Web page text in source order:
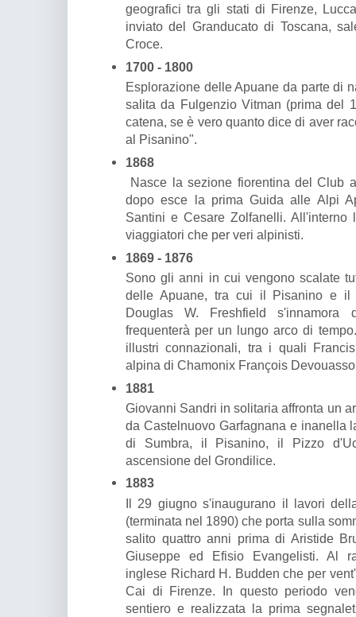
geografici tra gli stati di Firenze,
inviato del Granducato di Toscana,
Croce.
1700 - 1800
Esplorazione delle Apuane da parte di
salita da Fulgenzio Vitman (prima del
catena, se è vero quanto dice di aver
al Pisanino".
1868
Nasce la sezione fiorentina del Club
dopo esce la prima Guida alle Alpi
Santini e Cesare Zolfanelli.
viaggiatori che per veri alpinisti.
1869 - 1876
Sono gli anni in cui vengono scalate
delle Apuane, tra cui il Pisanino e il
Douglas W. Freshfield s'innamora
frequenterà per un lungo arco di
illustri connazionali, tra i quali
alpina di Chamonix François
1881
Giovanni Sandri in solitaria affronta un
da Castelnuovo Garfagnana e inanella
di Sumbra, il Pisanino, il Pizzo
ascensione del Grondilice.
1883
Il 29 giugno s'inaugurano il lavori
(terminata nel 1890) che porta sulla
salito quattro anni prima di Aristide
Giuseppe ed Efisio Evangelisti. Al
inglese Richard H. Budden che per
Cai di Firenze. In questo periodo
sentiero e realizzata la prima